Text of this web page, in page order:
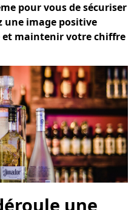
pour vous de sécuriser
image positive
et maintenir votre chiffre
une